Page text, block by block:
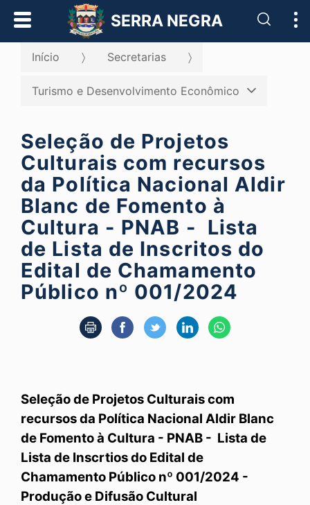
SERRA NEGRA
Início Secretarias
Turismo e Desenvolvimento Econômico
Seleção de Projetos
Culturais com recursos
da Política Nacional Aldir
Blanc de Fomento à
Cultura - PNAB - Lista
de Lista de Inscritos do
Edital de Chamamento
Público nº 001/2024
Seleção de Projetos Culturais com
recursos da Política Nacional Aldir Blanc
de Fomento à Cultura - PNAB - Lista de
Lista de Inscrtios do Edital de
Chamamento Público nº 001/2024 -
Produção e Difusão Cultural